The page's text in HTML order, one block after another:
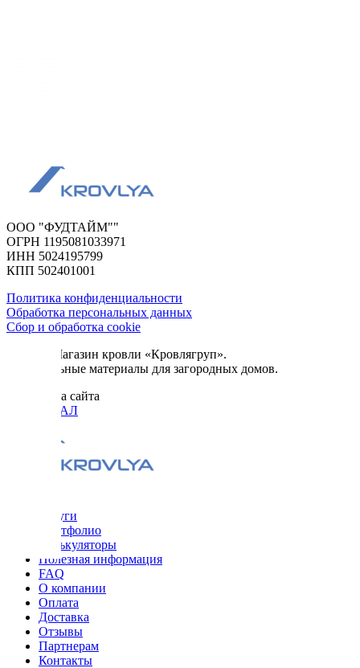
ООО "ФУДТАЙМ""
ОГРН 1195081033971
ИНН 5024195799
КПП 502401001
Политика конфиденциальности
Обработка персональных данных
Сбор и обработка cookie
© 2026. Магазин кровли «Кровлягруп».
Строительные материалы для загородных домов.
Разработка сайта
ОРИГИНАЛ
Услуги
Портфолио
Калькуляторы
Полезная информация
FAQ
О компании
Оплата
Доставка
Отзывы
Партнерам
Контакты